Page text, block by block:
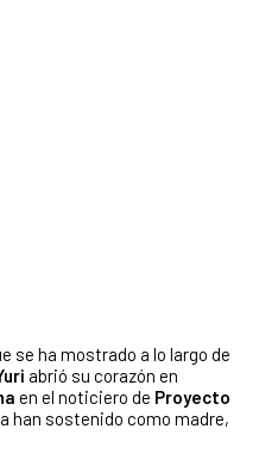
se ha mostrado a lo largo de
abrió su corazón en
en el noticiero de Proyecto
han sostenido como madre,